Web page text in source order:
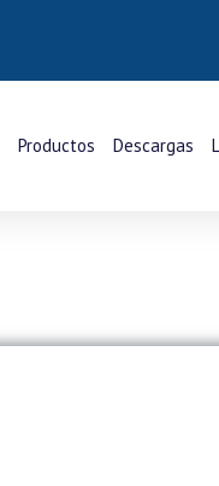
Productos Descargas